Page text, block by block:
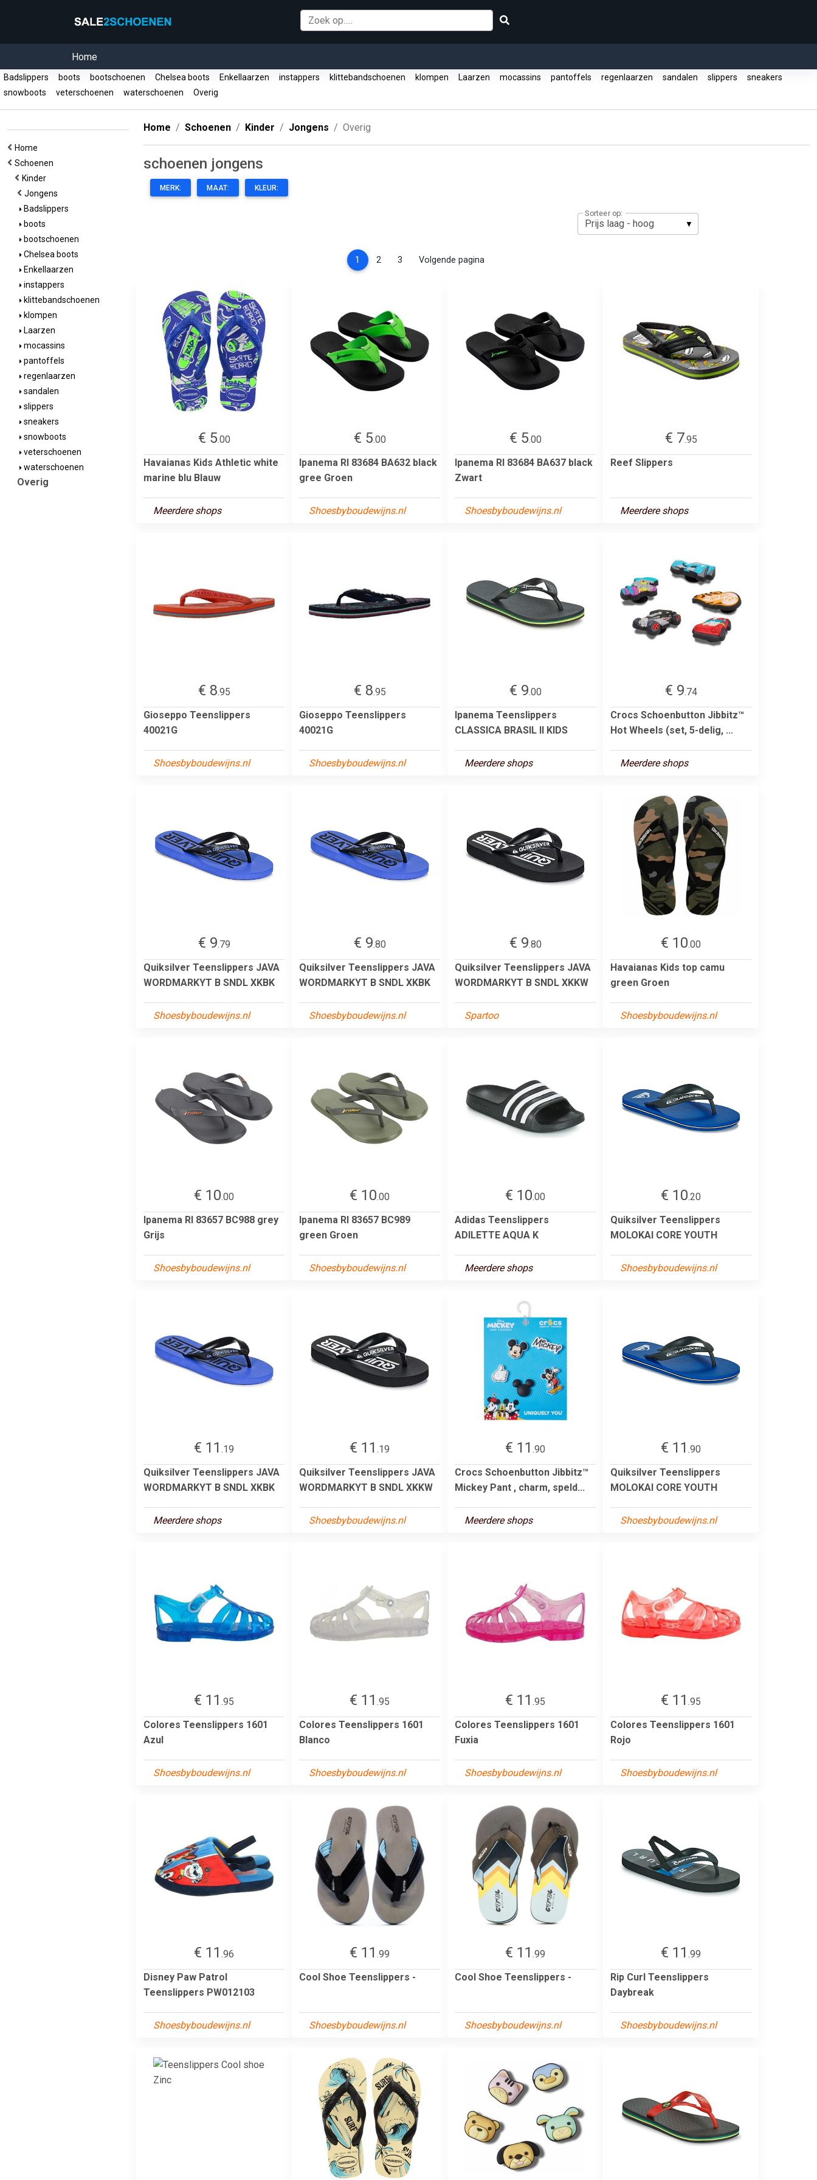
Home
Badslippers boots bootschoenen Chelsea boots Enkellaarzen instappers klittebandschoenen klompen Laarzen mocassins pantoffels regenlaarzen sandalen slippers
sneakers
snowboots
veterschoenen waterschoenen Overig
Home
Schoenen
Kinder
Jongens
Badslippers
boots
bootschoenen
Chelsea boots
Enkellaarzen
instappers
klittebandschoenen
klompen
Laarzen
mocassins
pantoffels
regenlaarzen
sandalen
slippers
sneakers
snowboots
veterschoenen
waterschoenen
Overig
Home Schoenen Kinder Jongens Overig
schoenen jongens
MERK: MAAT: KLEUR:
Sorteer op:
1 (current)
2 3 Volgende pagina
€ 5.00
Havaianas Kids Athletic white
marine blu Blauw
Meerdere shops
€ 5.00
Ipanema RI 83684 BA632 black
gree Groen
Shoesbyboudewijns.nl
€ 5.00
Ipanema RI 83684 BA637 black
Zwart
Shoesbyboudewijns.nl
€ 7.95
Reef Slippers
Meerdere shops
€ 8.95
Gioseppo Teenslippers
40021G
Shoesbyboudewijns.nl
€ 8.95
Gioseppo Teenslippers
40021G
Shoesbyboudewijns.nl
€ 9.00
Ipanema Teenslippers
CLASSICA BRASIL II KIDS
Meerdere shops
€ 9.74
Crocs Schoenbutton Jibbitz™
Hot Wheels (set, 5-delig, ...
Meerdere shops
€ 9.79
Quiksilver Teenslippers JAVA
WORDMARKYT B SNDL XKBK
Shoesbyboudewijns.nl
€ 9.80
Quiksilver Teenslippers JAVA
WORDMARKYT B SNDL XKBK
Shoesbyboudewijns.nl
€ 9.80
Quiksilver Teenslippers JAVA
WORDMARKYT B SNDL XKKW
Spartoo
€ 10.00
Havaianas Kids top camu
green Groen
Shoesbyboudewijns.nl
€ 10.00
Ipanema RI 83657 BC988 grey
Grijs
Shoesbyboudewijns.nl
€ 10.00
Ipanema RI 83657 BC989
green Groen
Shoesbyboudewijns.nl
€ 10.00
Adidas Teenslippers
ADILETTE AQUA K
Meerdere shops
€ 10.20
Quiksilver Teenslippers
MOLOKAI CORE YOUTH
Shoesbyboudewijns.nl
€ 11 .19
Quiksilver Teenslippers JAVA
WORDMARKYT B SNDL XKBK
Meerdere shops
€ 11 .19
Quiksilver Teenslippers JAVA
WORDMARKYT B SNDL XKKW
Shoesbyboudewijns.nl
€ 11 .90
Crocs Schoenbutton Jibbitz™
Mickey Pant , charm, speld...
Meerdere shops
€ 11 .90
Quiksilver Teenslippers
MOLOKAI CORE YOUTH
Shoesbyboudewijns.nl
€ 11 .95
Colores Teenslippers 1601
Azul
Shoesbyboudewijns.nl
€ 11 .95
Colores Teenslippers 1601
Blanco
Shoesbyboudewijns.nl
€ 11 .95
Colores Teenslippers 1601
Fuxia
Shoesbyboudewijns.nl
€ 11 .95
Colores Teenslippers 1601
Rojo
Shoesbyboudewijns.nl
€ 11 .96
Disney Paw Patrol
Teenslippers PW012103
Shoesbyboudewijns.nl
€ 11 .99
Cool Shoe Teenslippers -
Shoesbyboudewijns.nl
€ 11 .99
Cool Shoe Teenslippers -
Shoesbyboudewijns.nl
€ 11 .99
Rip Curl Teenslippers
Daybreak
Shoesbyboudewijns.nl